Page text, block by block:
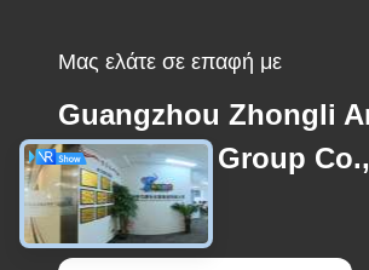
Μας ελάτε σε επαφή με
Guangzhou Zhongli
Equipment Group
E-mail